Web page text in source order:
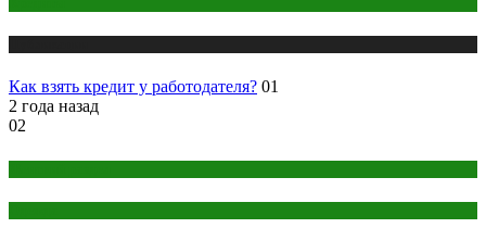
Как взять кредит у работодателя? 01
2 года назад
02